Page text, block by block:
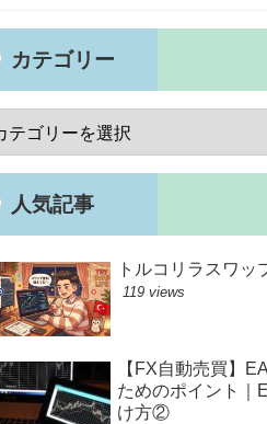
カテゴリー
人気記事
トルコリラスワッ
119 views
【FX自動売買】
ためのポイント｜
け方②